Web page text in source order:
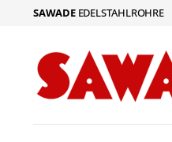
SAWADEEDELSTAHLROHRE